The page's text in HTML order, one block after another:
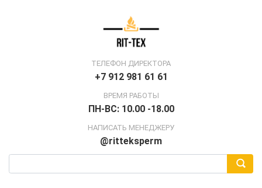
ТЕЛЕФОН ДИРЕКТОРА
+7 912 981 61 61
ВРЕМЯ РАБОТЫ
ПН-ВС: 10.00 -18.00
НАПИСАТЬ МЕНЕДЖЕРУ
@ritteksperm